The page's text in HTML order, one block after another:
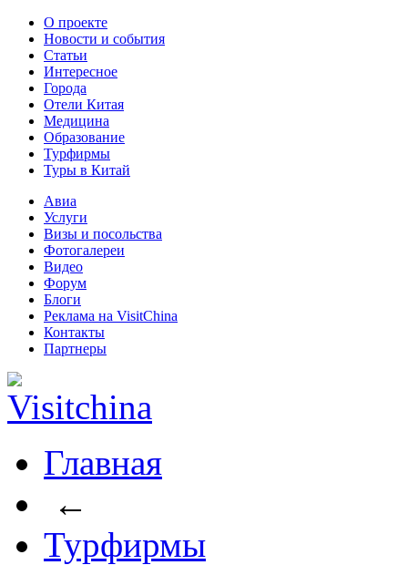
О проекте
Новости и события
Статьи
Интересное
Города
Отели Китая
Медицина
Образование
Турфирмы
Туры в Китай
Авиа
Услуги
Визы и посольства
Фотогалереи
Видео
Форум
Блоги
Реклама на VisitChina
Контакты
Партнеры
Главная
←
Турфирмы